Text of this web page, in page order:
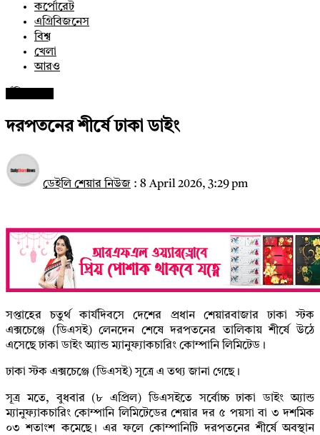
কর্পোরেট
এগ্রিবিজনেস
বিশ্ব
খেলা
আরও
দরপতনের শীর্ষে ঢাকা ডাইং
ডেইলি শেয়ার নিউজ : 8 April 2026, 3:29 pm
সপ্তাহের চতুর্থ কার্যদিবসে দেশের প্রধান শেয়ারবাজার ঢাকা স্টক
এক্সচেঞ্জে (ডিএসই) লেনদেন শেষে দরপতনের তালিকায় শীর্ষে উঠে
এসেছে ঢাকা ডাইং অ্যান্ড ম্যানুফ্যাকচারিং কোম্পানি লিমিটেড।
ঢাকা স্টক এক্সচেঞ্জে (ডিএসই) সূত্রে এ তথ্য জানা গেছে।
সূত্র মতে, বুধবার (৮ এপ্রিল) ডিএসইতে সর্বোচ্চ ঢাকা ডাইং অ্যান্ড
ম্যানুফ্যাকচারিং কোম্পানি লিমিটেডের শেয়ার দর ৫ পয়সা বা ৩ দশমিক
০৩ শতাংশ কমেছে। এর ফলে কোম্পানিটি দরপতনের শীর্ষে অবস্থান